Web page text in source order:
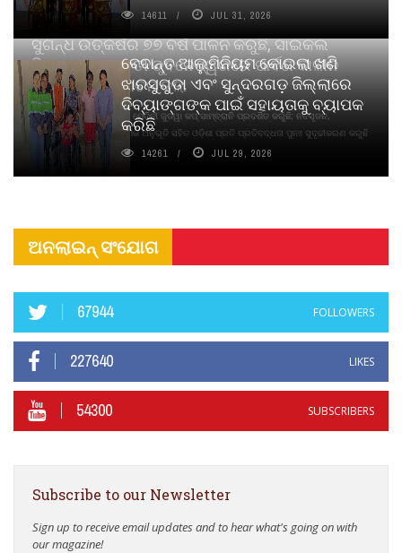
ସୁଗନ୍ଧ ଉତ୍କର୍ଷର ୭୭ ବର୍ଷ ପାଳନ କରୁଛି, ସାଇକଲ
ପିୟୋର୍‌ ଅଗରବତୀ ଭୁବନେଶ୍ୱରରେ ପାର୍ବଣ କାଳୀନ
ନବସୃଜନ ଉନ୍ମୋଚନ କଲା
ବାଉଁଶ ବିହୀନ କଠିନ ଧୂପ ଏବଂ ମେଦିନୀ ଜୁଡୱା କପ୍‌ ସାମ୍ବ୍ରାନି ପ୍ରଦର୍ଶିତ କରୁଛି; ନବସୃଜନ,
ଦୀର୍ଘସ୍ଥାୟିତା ଏବଂ ଆଧ୍ୟାତ୍ମିକ ଅନୁଭୂତି ସହିତ ଓଡ଼ିଶା ପ୍ରତି ପ୍ରତିବଦ୍ଧତା ପୁନଃ ସୁଦୃଢୀକରଣ କରୁଛି
14611 JUL 31, 2026
ବେଦାନ୍ତ ଆଲୁମିନିୟମ କୋଇଲା ଖଣି
ଝାରସୁଗୁଡା ଏବଂ ସୁନ୍ଦରଗଡ଼ ଜିଲ୍ଲାରେ
ଦିବ୍ୟାଙ୍ଗଙ୍କ ପାଇଁ ସହାୟତାକୁ ବ୍ୟାପକ
କରିଛି
14261 JUL 29, 2026
ଅନଲାଇନ୍ ସଂଯୋଗ
67944 FOLLOWERS
227640 LIKES
54300 SUBSCRIBERS
Subscribe to our Newsletter
Sign up to receive email updates and to hear what's going on with
our magazine!